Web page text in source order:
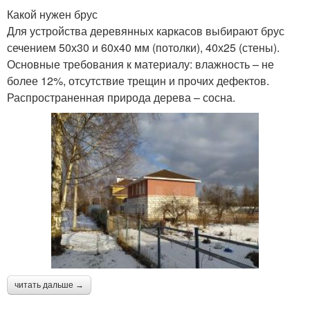
Какой нужен брус
Для устройства деревянных каркасов выбирают брус
сечением 50х30 и 60х40 мм (потолки), 40х25 (стены).
Основные требования к материалу: влажность – не
более 12%, отсутствие трещин и прочих дефектов.
Распространенная природа дерева – сосна.
читать дальше →